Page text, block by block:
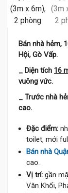
Bán nhà hẻm,
Hội, Gò Vấp.
_ Diện tích 16
vuông vức.
_ Trước nhà
cao.
Đặc điểm:
toilet, mới
Bán nhà
cao.
Vị trí: gần
Văn Khối,